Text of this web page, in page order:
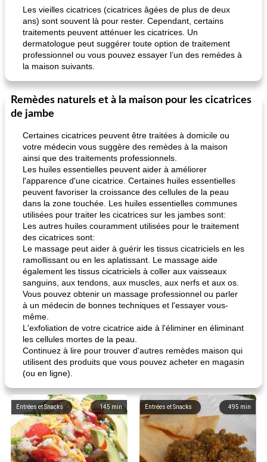
Les vieilles cicatrices (cicatrices âgées de plus de deux
ans) sont souvent là pour rester. Cependant, certains
traitements peuvent atténuer les cicatrices. Un
dermatologue peut suggérer toute option de traitement
professionnel ou vous pouvez essayer l’un des remèdes à
la maison suivants.
Remèdes naturels et à la maison pour les cicatrices
de jambe
Certaines cicatrices peuvent être traitées à domicile ou
votre médecin vous suggère des remèdes à la maison
ainsi que des traitements professionnels.
Les huiles essentielles peuvent aider à améliorer
l'apparence d'une cicatrice. Certaines huiles essentielles
peuvent favoriser la croissance des cellules de la peau
dans la zone touchée. Les huiles essentielles communes
utilisées pour traiter les cicatrices sur les jambes sont:
Les autres huiles couramment utilisées pour le traitement
des cicatrices sont:
Le massage peut aider à guérir les tissus cicatriciels en les
ramollissant ou en les aplatissant. Le massage aide
également les tissus cicatriciels à coller aux vaisseaux
sanguins, aux tendons, aux muscles, aux nerfs et aux os.
Vous pouvez obtenir un massage professionnel ou parler
à un médecin de bonnes techniques et l'essayer vous-
même.
L'exfoliation de votre cicatrice aide à l'éliminer en éliminant
les cellules mortes de la peau.
Continuez à lire pour trouver d'autres remèdes maison qui
utilisent des produits que vous pouvez acheter en magasin
(ou en ligne).
145 min
Entrées et Snacks 495 min
Entrées et Snacks